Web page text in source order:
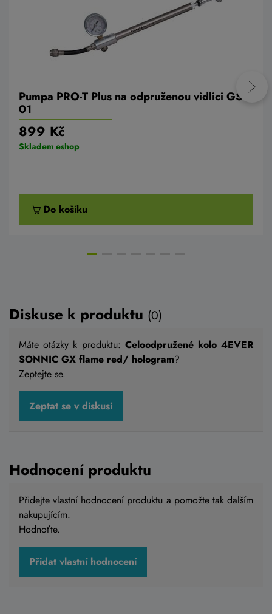
Pumpa PRO-T Plus na odpruženou vidlici GS-
01
899 Kč
Skladem eshop
Do košíku
Celoodpružené kolo 4EVER SONNIC GX
shiny black / hologram
Skladem eshop
S,M,L,XL
Diskuse k produktu (0)
Máte otázky k produktu: Celoodpružené kolo 4EVER
SONNIC GX flame red/ hologram?
Zeptejte se.
Zeptat se v diskusi
Hodnocení produktu
Přidejte vlastní hodnocení produktu a pomožte tak dalším
nakupujícím.
Hodnoťte.
Přidat vlastní hodnocení